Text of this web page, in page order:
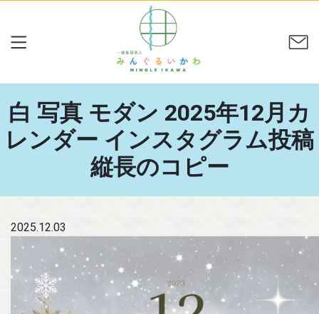
白 写真 モダン 2025年12月カ
レンダー インスタグラム投稿
縦長のコピー
2025.12.03